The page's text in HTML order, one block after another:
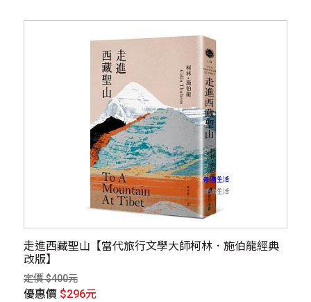
走進西藏聖山【當代旅行文學大師柯林．施伯龍經典
改版】
定價 $400元
優惠價 $296元